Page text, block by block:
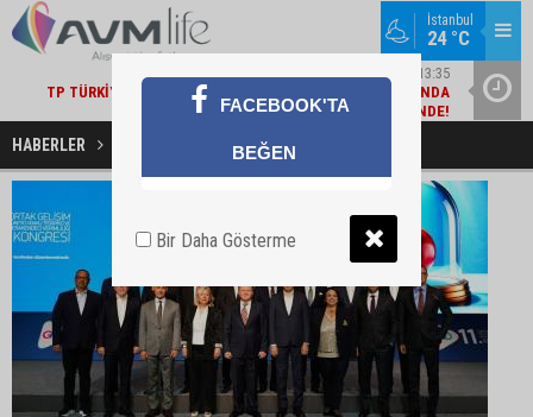
İstanbul
24 °C
ŞIRKET HABERLERI / 13:35
TP TÜRKIYE, ÜST ÜSTE ALTINCI KEZ HIZMET İHRACATINDA
BILIŞIM 500’ÜN ZIRVESINDE!
HABERLER Her Ürün Bir Güven Eseri Haberleri
FACEBOOK'TA
BEĞEN
Bir Daha Gösterme